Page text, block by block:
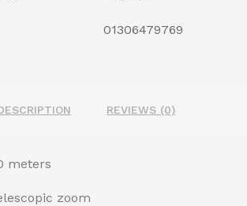
01306479769
REVIEWS (0)
meters
zoom